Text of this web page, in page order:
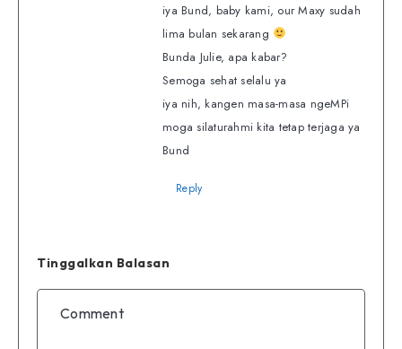
iya Bund, baby kami, our Maxy sudah
lima bulan sekarang
Bunda Julie, apa kabar?
Semoga sehat selalu ya
iya nih, kangen masa-masa ngeMPi
moga silaturahmi kita tetap terjaga ya
Bund
Reply
Tinggalkan Balasan